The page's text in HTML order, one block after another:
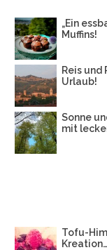
„Ein
Muffins!
Reis
Urlaub!
Sonne
mit
Tofu-
Kreation…